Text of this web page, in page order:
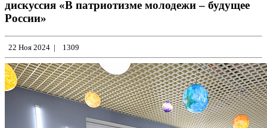
дискуссия «В патриотизме молодежи – будущее
России»
22 Ноя 2024 | 1309